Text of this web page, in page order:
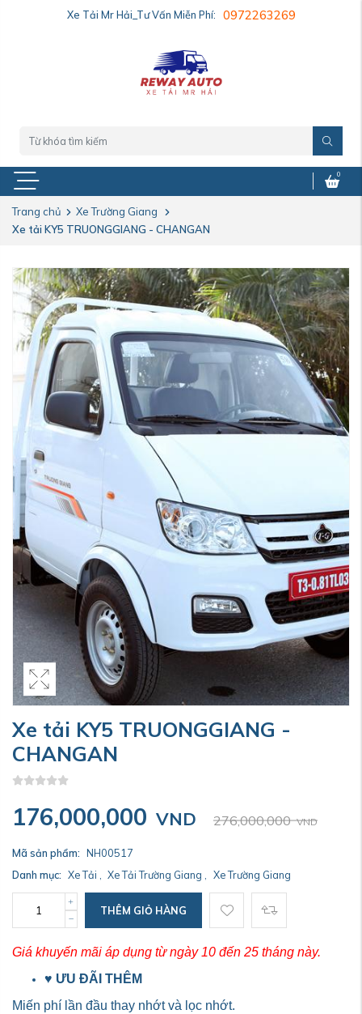
Xe Tải Mr Hải_Tư Vấn Miễn Phí: 0972263269
0
Trang chủ
Xe Trường Giang
Xe tải KY5 TRUONGGIANG - CHANGAN
Xe tải KY5 TRUONGGIANG -
CHANGAN
176,000,000 VND 276,000,000VND
Mã sản phẩm: NH00517
Danh mục: Xe Tải Xe Tải Trường Giang Xe Trường Giang
THÊM GIỎ HÀNG
Giá khuyến mãi áp dụng từ ngày 10 đến 25 tháng này.
♥ ƯU ĐÃI THÊM
Miến phí lần đầu thay nhớt và lọc nhớt.